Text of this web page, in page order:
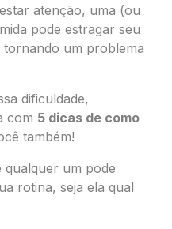
atenção, uma (ou
pode estragar seu
tornando um problema
dificuldade,
com 5 dicas de como
também!
qualquer um pode
rotina, seja ela qual